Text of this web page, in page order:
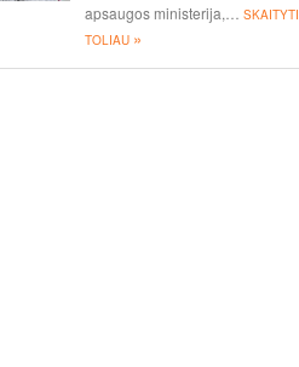
apsaugos ministerija,…SKAITYTI
TOLIAU »